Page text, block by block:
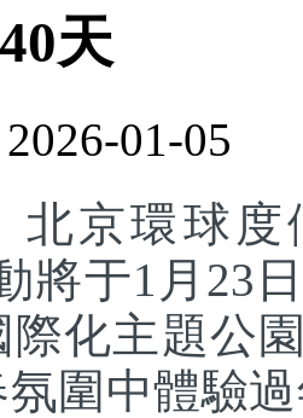
天
01-05
北京環球度
將于1月23
際化主題公
圍中體驗